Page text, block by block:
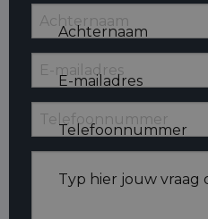
Achternaam
E-mailadres
Telefoonnummer
Typ hier jouw vraag